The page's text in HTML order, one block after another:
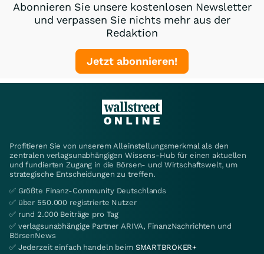
Abonnieren Sie unsere kostenlosen Newsletter
und verpassen Sie nichts mehr aus der
Redaktion
Jetzt abonnieren!
Profitieren Sie von unserem Alleinstellungsmerkmal als den
zentralen verlagsunabhängigen Wissens-Hub für einen aktuellen
und fundierten Zugang in die Börsen- und Wirtschaftswelt, um
strategische Entscheidungen zu treffen.
✅ Größte Finanz-Community Deutschlands
✅ über 550.000 registrierte Nutzer
✅ rund 2.000 Beiträge pro Tag
✅ verlagsunabhängige Partner ARIVA, FinanzNachrichten und
BörsenNews
✅ Jederzeit einfach handeln beim SMARTBROKER+